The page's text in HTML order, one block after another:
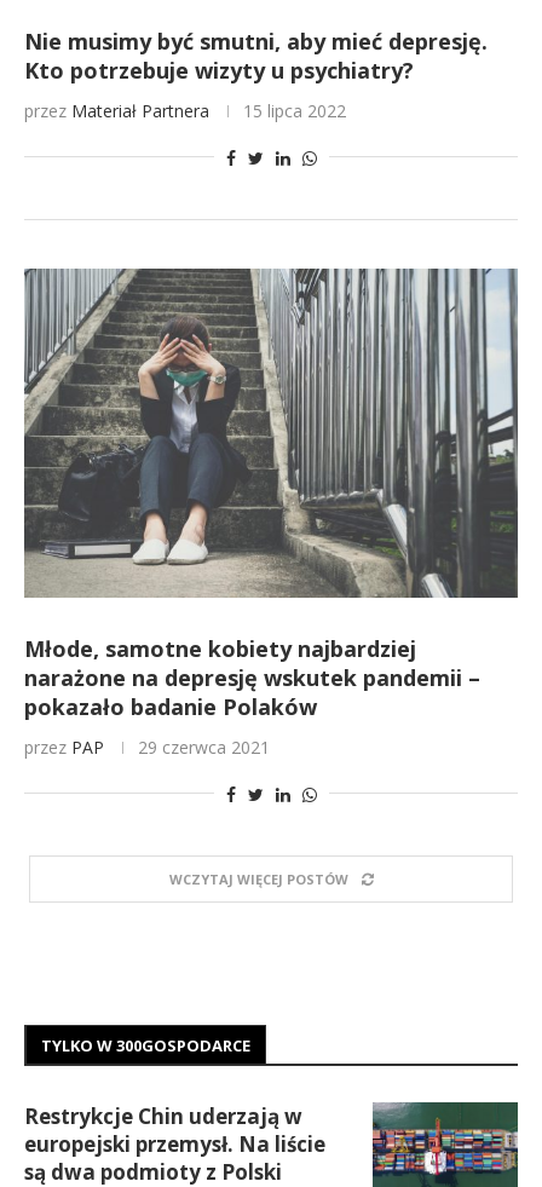
Nie musimy być smutni, aby mieć depresję.
Kto potrzebuje wizyty u psychiatry?
przez Materiał Partnera 15 lipca 2022
Młode, samotne kobiety najbardziej
narażone na depresję wskutek pandemii –
pokazało badanie Polaków
przez PAP 29 czerwca 2021
WCZYTAJ WIĘCEJ POSTÓW
TYLKO W 300GOSPODARCE
Restrykcje Chin uderzają w
europejski przemysł. Na liście
są dwa podmioty z Polski